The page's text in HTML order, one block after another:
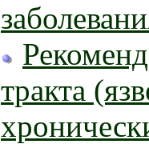
тракта